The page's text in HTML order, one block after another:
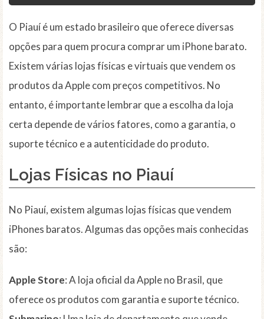
O Piauí é um estado brasileiro que oferece diversas
opções para quem procura comprar um iPhone barato.
Existem várias lojas físicas e virtuais que vendem os
produtos da Apple com preços competitivos. No
entanto, é importante lembrar que a escolha da loja
certa depende de vários fatores, como a garantia, o
suporte técnico e a autenticidade do produto.
Lojas Físicas no Piauí
No Piauí, existem algumas lojas físicas que vendem
iPhones baratos. Algumas das opções mais conhecidas
são:
Apple Store: A loja oficial da Apple no Brasil, que
oferece os produtos com garantia e suporte técnico.